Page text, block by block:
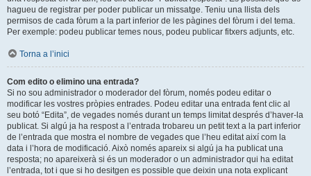
hagueu de registrar per poder publicar un missatge. Teniu una llista dels
permisos de cada fòrum a la part inferior de les pàgines del fòrum i del tema.
Per exemple: podeu publicar temes nous, podeu publicar fitxers adjunts, etc.
Torna a l’inici
Com edito o elimino una entrada?
Si no sou administrador o moderador del fòrum, només podeu editar o
modificar les vostres pròpies entrades. Podeu editar una entrada fent clic al
seu botó “Edita”, de vegades només durant un temps limitat després d’haver-la
publicat. Si algú ja ha respost a l’entrada trobareu un petit text a la part inferior
de l’entrada que mostra el nombre de vegades que l’heu editat així com la
data i l’hora de modificació. Això només apareix si algú ja ha publicat una
resposta; no apareixerà si és un moderador o un administrador qui ha editat
l’entrada, tot i que si ho desitgen es possible que deixin una nota explicant